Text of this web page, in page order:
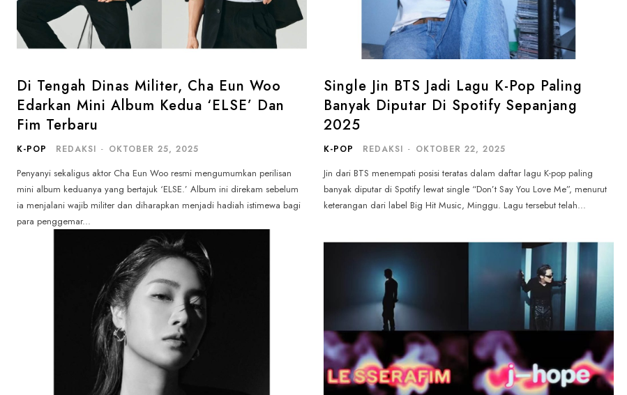
Di Tengah Dinas Militer, Cha Eun Woo
Edarkan Mini Album Kedua ‘ELSE’ Dan
Fim Terbaru
K-POP REDAKSI - OKTOBER 25, 2025
Penyanyi sekaligus aktor Cha Eun Woo resmi mengumumkan perilisan
mini album keduanya yang bertajuk ‘ELSE.’ Album ini direkam sebelum
ia menjalani wajib militer dan diharapkan menjadi hadiah istimewa bagi
para penggemar...
Single Jin BTS Jadi Lagu K-Pop Paling
Banyak Diputar Di Spotify Sepanjang
2025
K-POP REDAKSI - OKTOBER 22, 2025
Jin dari BTS menempati posisi teratas dalam daftar lagu K-pop paling
banyak diputar di Spotify lewat single “Don’t Say You Love Me”, menurut
keterangan dari label Big Hit Music, Minggu. Lagu tersebut telah...